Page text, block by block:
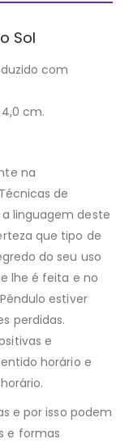
Sol
com
cm.
na
de
linguagem deste
que tipo de
do seu uso
lhe é feita e no
estiver
perdidas.
e
horário e
e por isso podem
e formas